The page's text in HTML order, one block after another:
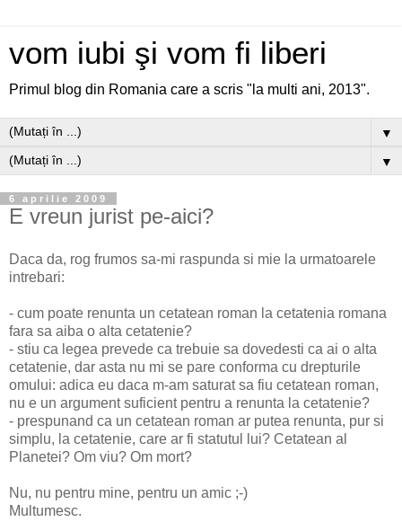
vom iubi şi vom fi liberi
Primul blog din Romania care a scris "la multi ani, 2013".
▼
▼
6 aprilie 2009
E vreun jurist pe-aici?
Daca da, rog frumos sa-mi raspunda si mie la urmatoarele
intrebari:
- cum poate renunta un cetatean roman la cetatenia romana
fara sa aiba o alta cetatenie?
- stiu ca legea prevede ca trebuie sa dovedesti ca ai o alta
cetatenie, dar asta nu mi se pare conforma cu drepturile
omului: adica eu daca m-am saturat sa fiu cetatean roman,
nu e un argument suficient pentru a renunta la cetatenie?
- prespunand ca un cetatean roman ar putea renunta, pur si
simplu, la cetatenie, care ar fi statutul lui? Cetatean al
Planetei? Om viu? Om mort?
Nu, nu pentru mine, pentru un amic ;-)
Multumesc.